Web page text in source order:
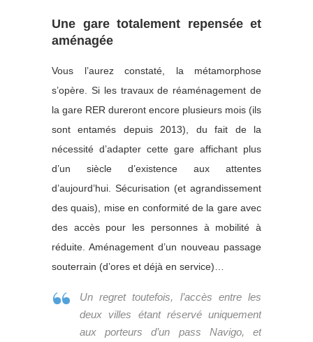
Une gare totalement repensée et
aménagée
Vous l’aurez constaté, la métamorphose
s’opère. Si les travaux de réaménagement de
la gare RER dureront encore plusieurs mois (ils
sont entamés depuis 2013), du fait de la
nécessité d’adapter cette gare affichant plus
d’un siècle d’existence aux attentes
d’aujourd’hui. Sécurisation (et agrandissement
des quais), mise en conformité de la gare avec
des accès pour les personnes à mobilité à
réduite. Aménagement d’un nouveau passage
souterrain (d’ores et déjà en service)…
Un regret toutefois, l’accès entre les
deux villes étant réservé uniquement
aux porteurs d’un pass Navigo, et